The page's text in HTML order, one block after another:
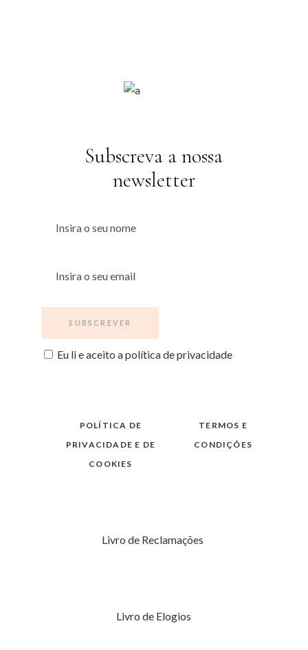
Subscreva a nossa
newsletter
Eu li e aceito a política de privacidade
POLÍTICA DE
PRIVACIDADE E DE
COOKIES
TERMOS E
CONDIÇÕES
Livro de Reclamações
Livro de Elogios